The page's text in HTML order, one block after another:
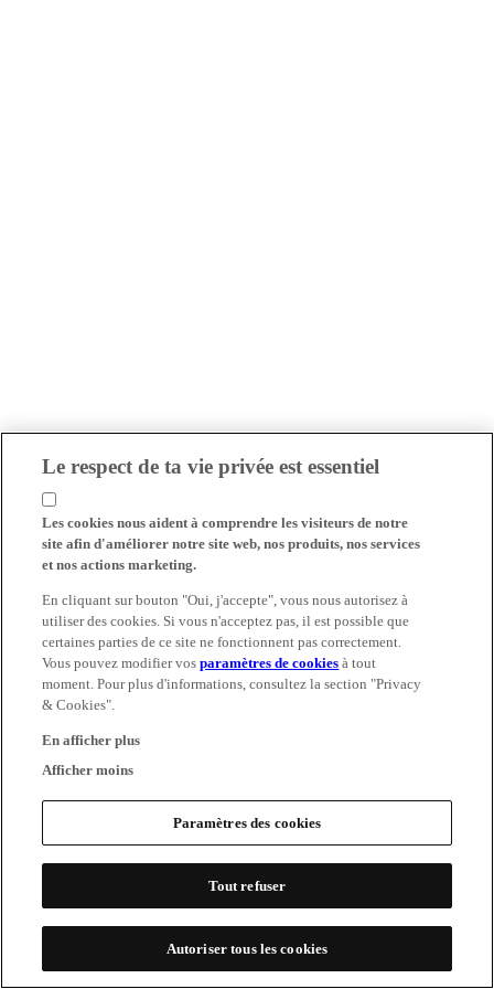
Le respect de ta vie privée est essentiel
Les cookies nous aident à comprendre les visiteurs de notre
site afin d'améliorer notre site web, nos produits, nos services
et nos actions marketing.
En cliquant sur bouton "Oui, j'accepte", vous nous autorisez à
utiliser des cookies. Si vous n'acceptez pas, il est possible que
certaines parties de ce site ne fonctionnent pas correctement.
Vous pouvez modifier vosparamètres de cookies à tout
moment. Pour plus d'informations, consultez la section "Privacy
& Cookies".
En afficher plus
Afficher moins
Paramètres des cookies
Tout refuser
Autoriser tous les cookies